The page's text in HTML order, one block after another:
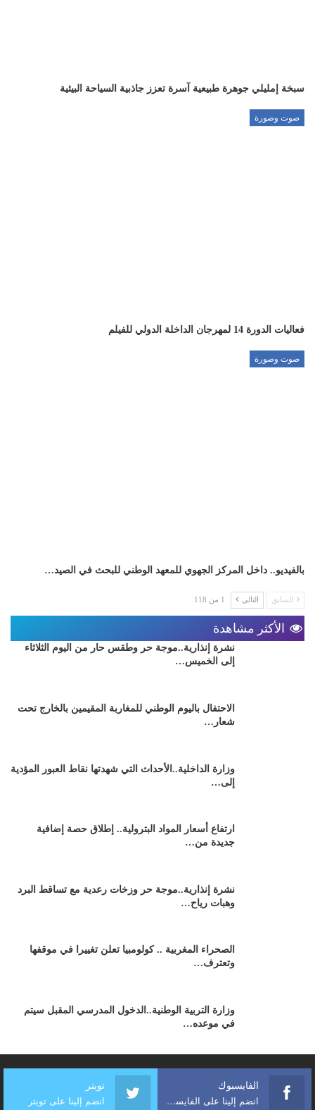
سبخة إمليلي جوهرة طبيعية آسرة تعزز جاذبية السياحة البيئية
صوت وصورة
فعاليات الدورة 14 لمهرجان الداخلة الدولي للفيلم
صوت وصورة
بالفيديو.. داخل المركز الجهوي للمعهد الوطني للبحث في الصيد…
السابق التالي 1 من 118
الأكثر مشاهدة
نشرة إنذارية..موجة حر وطقس حار من اليوم الثلاثاء
إلى الخميس…
الاحتفال باليوم الوطني للمغاربة المقيمين بالخارج تحت
شعار…
وزارة الداخلية..الأحداث التي شهدتها نقاط العبور المؤدية
إلى…
ارتفاع أسعار المواد البترولية.. إطلاق حصة إضافية
جديدة من…
نشرة إنذارية..موجة حر وزخات رعدية مع تساقط البرد
وهبات رياح…
الصحراء المغربية .. كولومبيا تعلن تغييرا في موقفها
وتعترف…
وزارة التربية الوطنية..الدخول المدرسي المقبل سیتم
في موعده…
الفايسبوك
انضم إلينا على الفايسبوك
تويتر
انضم إلينا على تويتر